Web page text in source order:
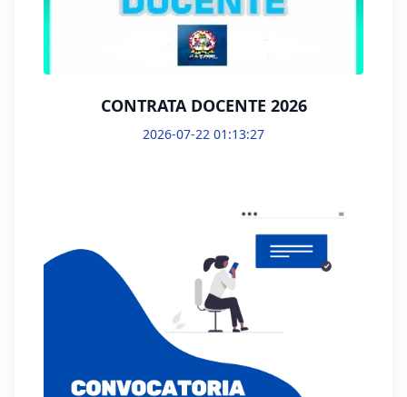
CONTRATA DOCENTE 2026
2026-07-22 01:13:27